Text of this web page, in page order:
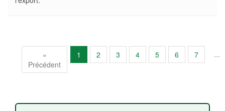
«
Précédent
1 2 3 4 5 6 7 ...